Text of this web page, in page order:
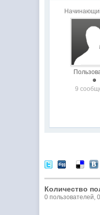
9
Количество
0 пользователей,